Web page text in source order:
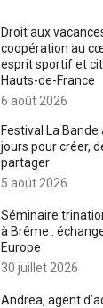
Droit aux
coopération au
esprit sportif et
Hauts-de-France
6 août 2026
Festival La Bande
jours pour créer,
partager
5 août 2026
Séminaire
à Brême :
Europe
30 juillet 2026
Andrea, agent